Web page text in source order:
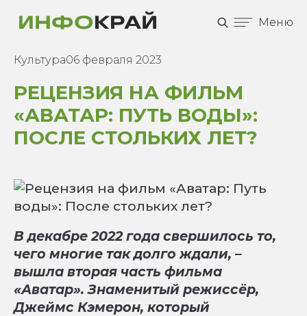
Меню
Культура06 февраля 2023
РЕЦЕНЗИЯ НА ФИЛЬМ
«АВАТАР: ПУТЬ ВОДЫ»:
ПОСЛЕ СТОЛЬКИХ ЛЕТ?
В декабре 2022 года свершилось то,
чего многие так долго ждали, –
вышла вторая часть фильма
«Аватар». Знаменитый режиссёр,
Джеймс Кэмерон, который